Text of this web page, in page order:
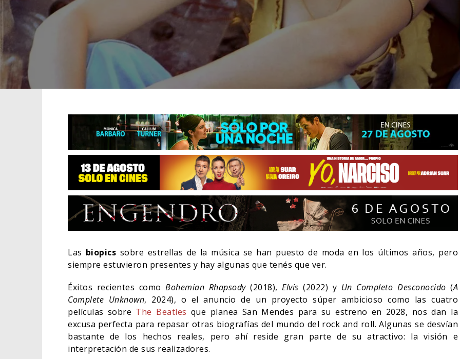
Las biopics sobre estrellas de la música se han puesto de moda en los últimos años, pero
siempre estuvieron presentes y hay algunas que tenés que ver.
Éxitos recientes como Bohemian Rhapsody(2018),Elvis(2022) y Un Completo Desconocido (A
Complete Unknown, 2024), o el anuncio de un proyecto súper ambicioso como las cuatro
películas sobre The Beatles que planea San Mendes para su estreno en 2028, nos dan la
excusa perfecta para repasar otras biografías del mundo del rock and roll. Algunas se desvían
bastante de los hechos reales, pero ahí reside gran parte de su atractivo: la visión e
interpretación de sus realizadores.
LA NOCHE DEL DEMONIO:
ESTÁN ENTRE NOSOTROS –
¿POR QUÉ FREE GUY 2
SECUELA DE JURASSIC